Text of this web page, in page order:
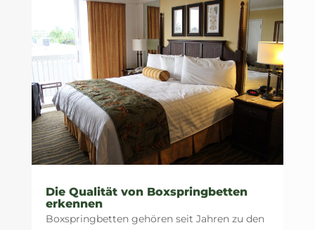
Die Qualität von Boxspringbetten
erkennen
Boxspringbetten gehören seit Jahren zu den